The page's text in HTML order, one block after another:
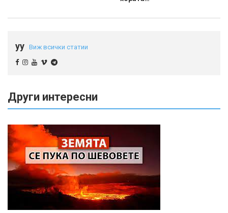
yy Виж всички статии
Други интересни